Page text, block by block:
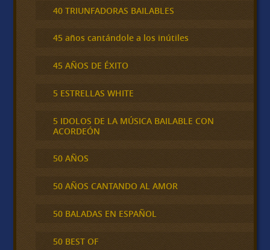
40 TRIUNFADORAS BAILABLES
45 años cantándole a los inútiles
45 AÑOS DE ÉXITO
5 ESTRELLAS WHITE
5 IDOLOS DE LA MÚSICA BAILABLE CON
ACORDEÓN
50 AÑOS
50 AÑOS CANTANDO AL AMOR
50 BALADAS EN ESPAÑOL
50 BEST OF